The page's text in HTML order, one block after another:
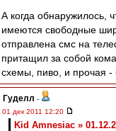
А когда обнаружилось,
имеются свободные
отправлена смс на
притащил за собой
схемы, пиво, и прочая
Гуделл -
01 дек 2011 12:20
Kid Amnesiac »